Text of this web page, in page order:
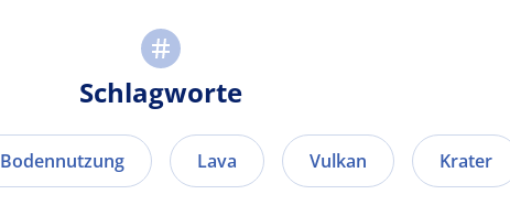
Schlagworte
Bodennutzung Lava Vulkan Krater